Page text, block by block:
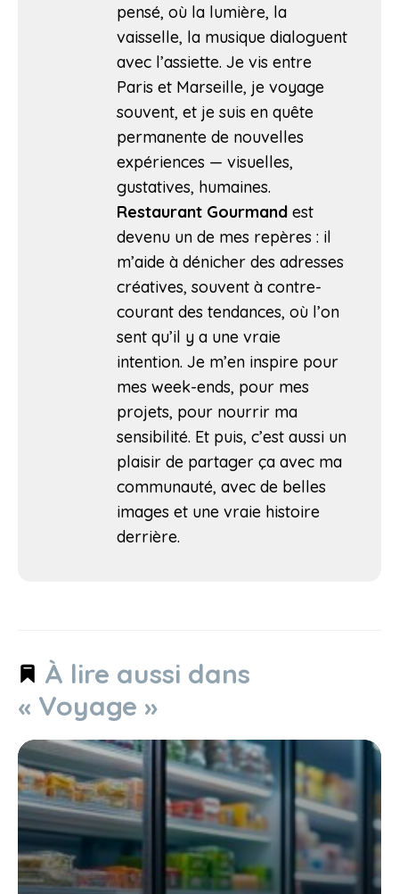
pensé, où la lumière, la
vaisselle, la musique dialoguent
avec l’assiette. Je vis entre
Paris et Marseille, je voyage
souvent, et je suis en quête
permanente de nouvelles
expériences — visuelles,
gustatives, humaines.
Restaurant Gourmand est
devenu un de mes repères : il
m’aide à dénicher des adresses
créatives, souvent à contre-
courant des tendances, où l’on
sent qu’il y a une vraie
intention. Je m’en inspire pour
mes week-ends, pour mes
projets, pour nourrir ma
sensibilité. Et puis, c’est aussi un
plaisir de partager ça avec ma
communauté, avec de belles
images et une vraie histoire
derrière.
À lire aussi dans
« Voyage »